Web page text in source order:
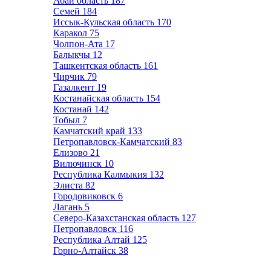
Семей 184
Иссык-Кульская область 170
Каракол 75
Чолпон-Ата 17
Балыкчы 12
Ташкентская область 161
Чирчик 79
Газалкент 19
Костанайская область 154
Костанай 142
Тобыл 7
Камчатский край 133
Петропавловск-Камчатский 83
Елизово 21
Вилючинск 10
Республика Калмыкия 132
Элиста 82
Городовиковск 6
Лагань 5
Северо-Казахстанская область 127
Петропавловск 116
Республика Алтай 125
Горно-Алтайск 38